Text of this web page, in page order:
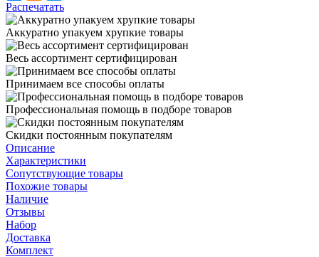
Распечатать
Аккуратно упакуем хрупкие товары
Весь ассортимент сертифицирован
Принимаем все способы оплаты
Профессиональная помощь в подборе товаров
Скидки постоянным покупателям
Описание
Характеристики
Сопутствующие товары
Похожие товары
Наличие
Отзывы
Набор
Доставка
Комплект